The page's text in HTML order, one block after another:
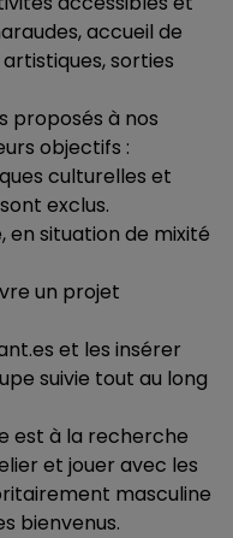
accueil de
sorties
proposés à nos
objectifs :
culturelles et
exclus.
en situation de mixité
un projet
et les insérer
suivie tout au long
est à la recherche
et jouer avec les
masculine
bienvenus.